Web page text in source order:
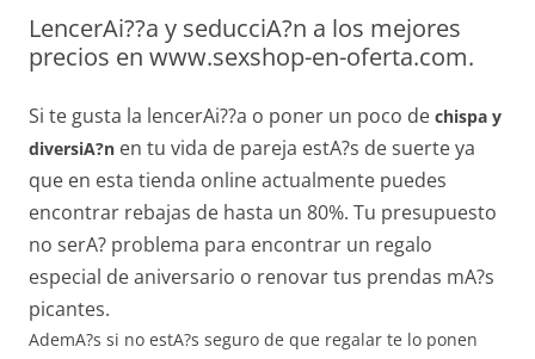
LencerAi??a y seducciA?n a los mejores
precios en www.sexshop-en-oferta.com.
Si te gusta la lencerAi??a o poner un poco de chispa y
diversiA?n en tu vida de pareja estA?s de suerte ya
que en esta tienda online actualmente puedes
encontrar rebajas de hasta un 80%. Tu presupuesto
no serA? problema para encontrar un regalo
especial de aniversario o renovar tus prendas mA?s
picantes.
AdemA?s si no estA?s seguro de que regalar te lo ponen